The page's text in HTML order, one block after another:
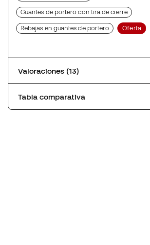
Guantes de portero con tira de cierre
Rebajas en guantes de portero Oferta
Valoraciones (13)
Tabla comparativa